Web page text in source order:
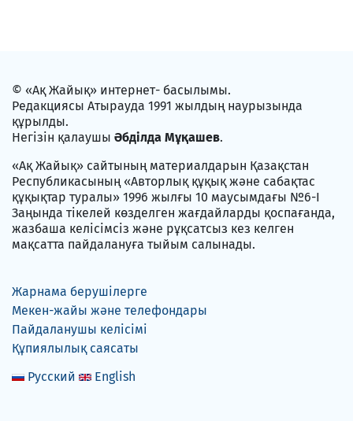
© «Ақ Жайық» интернет- басылымы.
Редакциясы Атырауда 1991 жылдың наурызында
құрылды.
Негізін қалаушы Әбділда Мұқашев.
«Ақ Жайық» сайтының материалдарын Қазақстан
Республикасының «Авторлық құқық және сабақтас
құқықтар туралы» 1996 жылғы 10 маусымдағы №6-I
Заңында тікелей көзделген жағдайларды қоспағанда,
жазбаша келісімсіз және рұқсатсыз кез келген
мақсатта пайдалануға тыйым салынады.
Жарнама берушілерге
Мекен-жайы және телефондары
Пайдаланушы келісімі
Құпиялылық саясаты
Русский
English